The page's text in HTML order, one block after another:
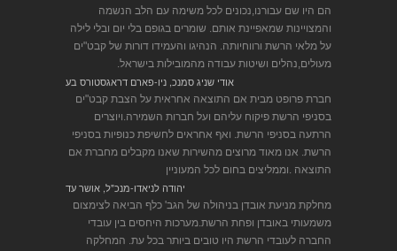
הם היו שם עבורנו,נכונים לכל משימה עם הלב הנשמה
והמצויינות שמאפיינת אותם. שומרים בגופם בלי יום ובלי לילה
על מלאי הרשת ורווחיותה. הנהיגו והעמידו דורות של קבט"ים
מעולים,נהלים ושיטות עבודה מהמובילות בישראל.
אודי שניג סמנכ, ניו-פארם דראגסטורס בע
חברת פרופט מבית אם התוצאה אחראית על הצבת קבט"ים
בסניפי הרשת פיקוח עליהם ועל חברות השמירה.ויוצרים
הרתעה בסניפי הרשת. ואף אחראים לחשיפת כנופיות בסניפי
הרשת. אנו מאוד מרוצים מהשירות שאנו מקבלים מחברת אם
התוצאה .וממליצים בחום לכל המעוניין
יהודה לניאדו-מנכ"ל, אושר עד
מחלקת מניעת אובדן בניהולה של הגב' כלף הביאה לצימצום
משמעותי באובדן ופחת הרשת.מערכות היחסים בין עובדי
החברה לעובדי הרשת היו טובים ביותר בכל עת. המחלקה